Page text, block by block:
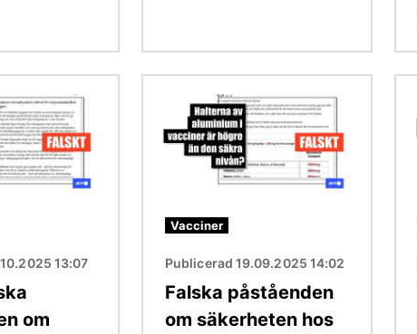
13:07
om
Vacciner
Publicerad 19.09.2025 14:02
Falska påståenden
om säkerheten hos